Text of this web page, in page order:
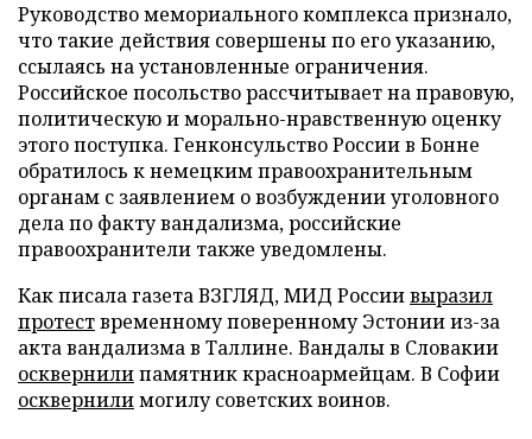
Руководство мемориального комплекса признало,
что такие действия совершены по его указанию,
ссылаясь на установленные ограничения.
Российское посольство рассчитывает на правовую,
политическую и морально-нравственную оценку
этого поступка. Генконсульство России в Бонне
обратилось к немецким правоохранительным
органам с заявлением о возбуждении уголовного
дела по факту вандализма, российские
правоохранители также уведомлены.
Как писала газета ВЗГЛЯД, МИД Россиивыразил
протествременному поверенному Эстонии из-за
акта вандализма в Таллине. Вандалы в Словакии
осквернилипамятник красноармейцам. В Софии
осквернилимогилу советских воинов.